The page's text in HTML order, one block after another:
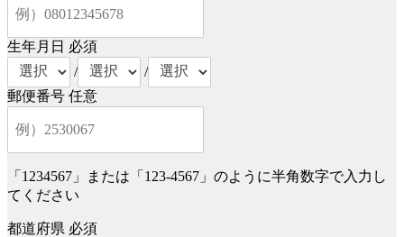
生年月日 必須
/
/
郵便番号 任意
「1234567」または「123-4567」のように半角数字で入力し
てください
都道府県 必須